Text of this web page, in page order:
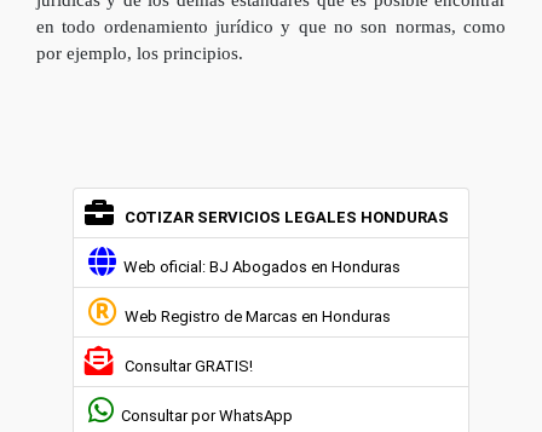
en todo ordenamiento jurídico y que no son normas, como
por ejemplo, los principios.
COTIZAR SERVICIOS LEGALES HONDURAS
Web oficial: BJ Abogados en Honduras
Web Registro de Marcas en Honduras
Consultar GRATIS!
Consultar por WhatsApp